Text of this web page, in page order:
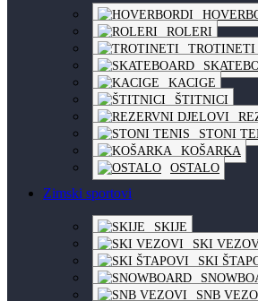
ROLERI
TROTINETI
KACIGE
ŠTITNICI
STONI
KOŠARKA
OSTALO
Zimski sportovi
SKIJE
SKI
SKI
SNB